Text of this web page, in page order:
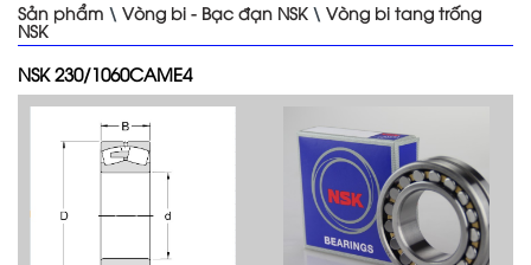
Sản phẩm \ Vòng bi - Bạc đạn NSK\ Vòng bi tang trống
NSK
NSK 230/1060CAME4